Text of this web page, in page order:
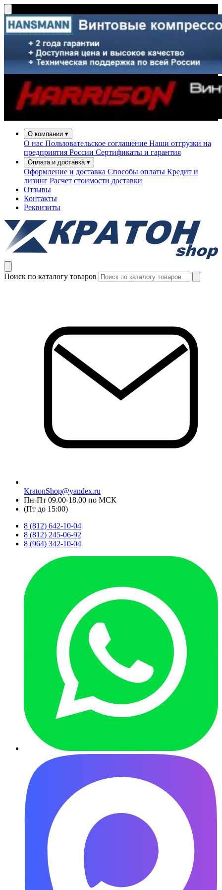
О компании ▾
О нас Пользовательское соглашение Наши отгрузки на
предприятия России Сертификаты и гарантия
Оплата и доставка ▾
Оформление и доставка Способы оплаты Кредит и
лизинг Расчет стоимости доставки
Отзывы
Контакты
Реквизиты
Поиск по каталогу товаров
KratonShop@yandex.ru
Пн-Пт 09.00-18.00 по МСК
(Пт до 15:00)
8 (812) 642-10-04
8 (812) 245-06-92
8 (964) 342-10-04